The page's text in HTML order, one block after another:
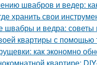
швабров и ведер:
хранить свои
швабры и ведра: советы
квартиры с помощью
как экономно